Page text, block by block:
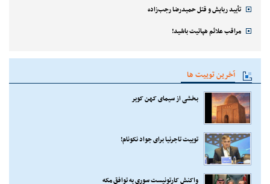
تأیید ربایش و قتل حمیدرضا رجب‌زاده
مراقب علائم هپاتیت باشید!
آخرین توییت ها
بخشی از سیمای کهن کویر
توییت تاجرنیا برای جواد نکونام!
واکنش کارتونیست سوری به توافق مکه